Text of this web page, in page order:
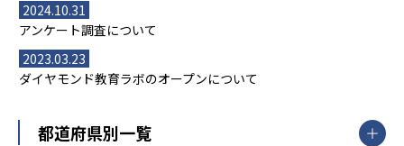
2024.10.31
アンケート調査について
2023.03.23
ダイヤモンド教育ラボのオープンについて
都道府県別一覧